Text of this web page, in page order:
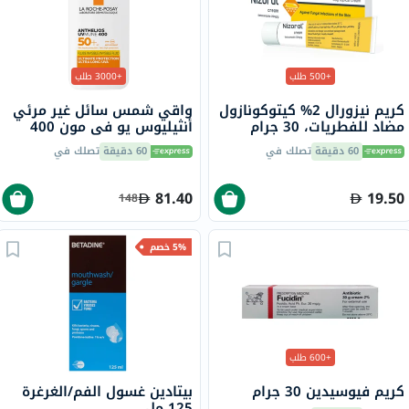
+500 طلب
كريم نيزورال 2% كيتوكونازول
مضاد للفطريات، 30 جرام
60 دقيقة تصلك في
19.50
+3000 طلب
واقي شمس سائل غير مرئي
أنثيليوس يو في مون 400
لاروش بوزيه، عامل حماية
50+ - 50 مل 60 دقيقة تصلك في
81.40
148
+600 طلب
كريم فيوسيدين 30 جرام
5% خصم
بيتادين غسول الفم/الغرغرة